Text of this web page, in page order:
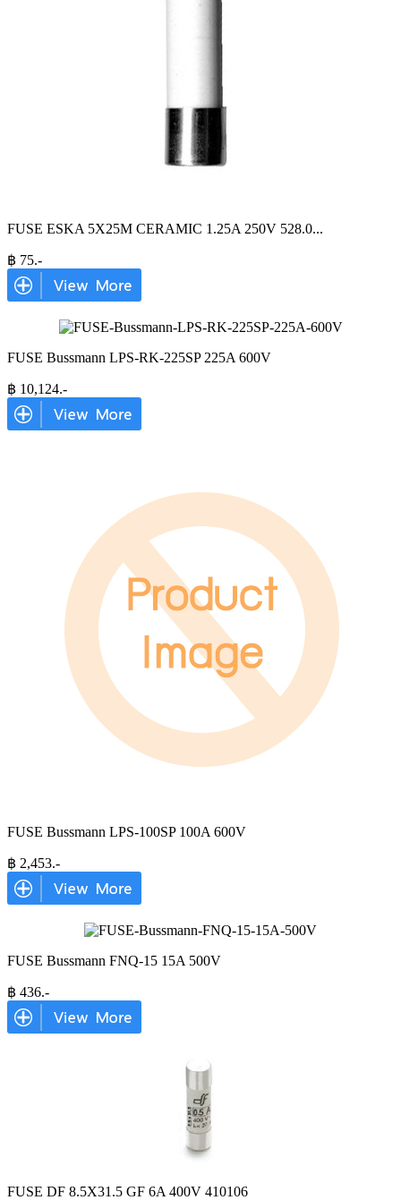
FUSE ESKA 5X25M CERAMIC 1.25A 250V 528.0...
฿ 75.-
FUSE Bussmann LPS-RK-225SP 225A 600V
฿ 10,124.-
FUSE Bussmann LPS-100SP 100A 600V
฿ 2,453.-
FUSE Bussmann FNQ-15 15A 500V
฿ 436.-
FUSE DF 8.5X31.5 GF 6A 400V 410106